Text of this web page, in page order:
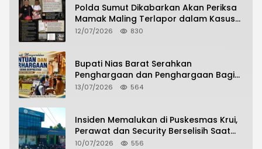
Polda Sumut Dikabarkan Akan Periksa
Mamak Maling Terlapor dalam Kasus
Dugaan Penipuan Bermodus Surat
12/07/2026 830
Bupati Nias Barat Serahkan
Penghargaan dan Penghargaan Bagi
Siswa Berprestasi Pada Pembukaan TA
13/07/2026 564
Insiden Memalukan di Puskesmas Krui,
Perawat dan Security Berselisih Saat
Pelayanan Pasien Berlangsung
10/07/2026 556